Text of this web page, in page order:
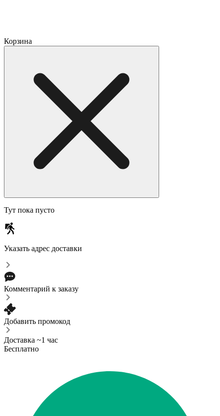
Корзина
Тут пока пусто
Указать адрес доставки
Комментарий к заказу
Добавить промокод
Доставка ~1 час
Бесплатно